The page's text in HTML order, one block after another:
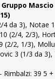
4 da 3), Notae
(2/4, 2/3),
(2/2, 1/3),
3 (1/3 da 3),
Rimbalzi: 39 5